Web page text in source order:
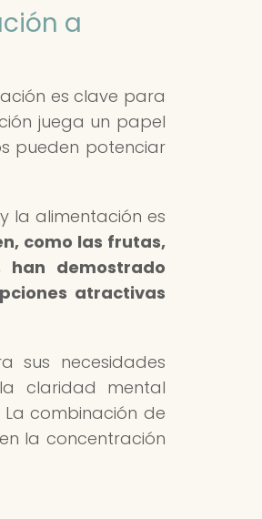
a
es clave para
juega un papel
pueden potenciar
la alimentación es
como las frutas,
demostrado
atractivas
sus necesidades
claridad mental
combinación de
la concentración